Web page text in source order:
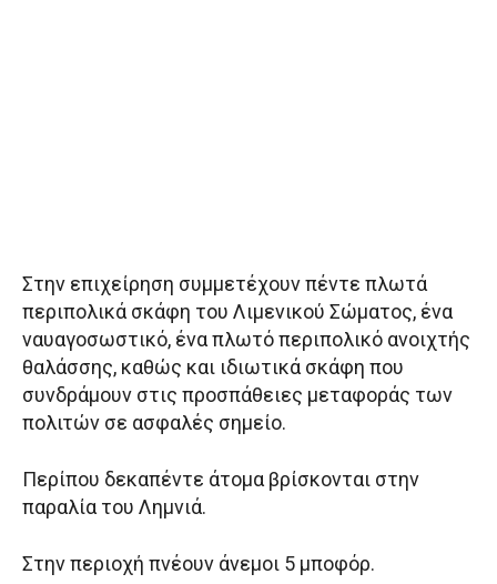
Στην επιχείρηση συμμετέχουν πέντε πλωτά
περιπολικά σκάφη του Λιμενικού Σώματος, ένα
ναυαγοσωστικό, ένα πλωτό περιπολικό ανοιχτής
θαλάσσης, καθώς και ιδιωτικά σκάφη που
συνδράμουν στις προσπάθειες μεταφοράς των
πολιτών σε ασφαλές σημείο.
Περίπου δεκαπέντε άτομα βρίσκονται στην
παραλία του Λημνιά.
Στην περιοχή πνέουν άνεμοι 5 μποφόρ.